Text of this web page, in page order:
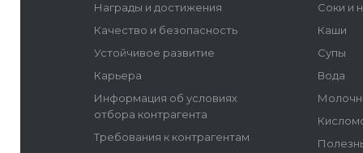
Награды и достижения
Качество и безопасность
Устойчивое развитие
Карьера
Информация об условиях
отбора контрагента
Требования к контрагентам
Соки и
Каши
Супы
Вода